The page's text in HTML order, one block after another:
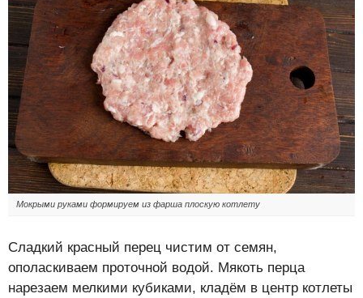
Мокрыми руками формируем из фарша плоскую котлету
Сладкий красный перец чистим от семян,
ополаскиваем проточной водой. Мякоть перца
нарезаем мелкими кубиками, кладём в центр котлеты